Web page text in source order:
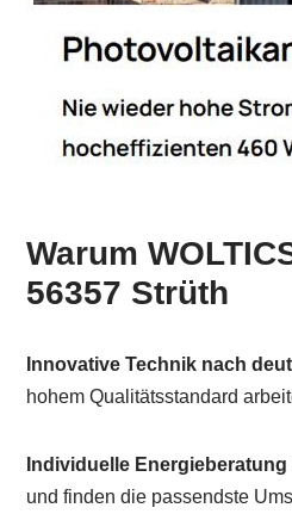
Warum
56357 Strüth
Innovative Technik nach
hohem Qualitätsstandard
Individuelle Energieberatung
und finden die passendste